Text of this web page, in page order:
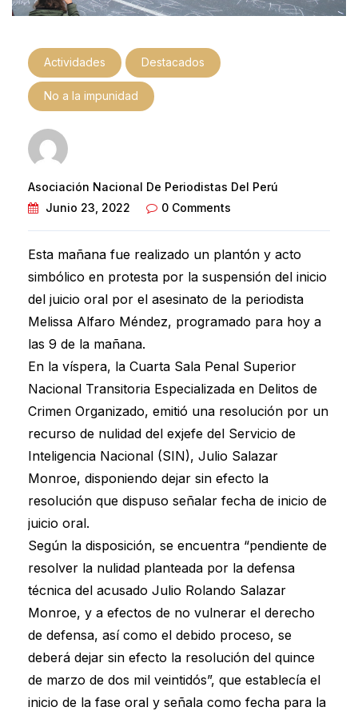
Actividades Destacados
No a la impunidad
Asociación Nacional De Periodistas Del Perú
Junio 23, 2022
0 Comments
Esta mañana fue realizado un plantón y acto
simbólico en protesta por la suspensión del inicio
del juicio oral por el asesinato de la periodista
Melissa Alfaro Méndez, programado para hoy a
las 9 de la mañana.
En la víspera, la Cuarta Sala Penal Superior
Nacional Transitoria Especializada en Delitos de
Crimen Organizado, emitió una resolución por un
recurso de nulidad del exjefe del Servicio de
Inteligencia Nacional (SIN), Julio Salazar
Monroe, disponiendo dejar sin efecto la
resolución que dispuso señalar fecha de inicio de
juicio oral.
Según la disposición, se encuentra “pendiente de
resolver la nulidad planteada por la defensa
técnica del acusado Julio Rolando Salazar
Monroe, y a efectos de no vulnerar el derecho
de defensa, así como el debido proceso, se
deberá dejar sin efecto la resolución del quince
de marzo de dos mil veintidós”, que establecía el
inicio de la fase oral y señala como fecha para la